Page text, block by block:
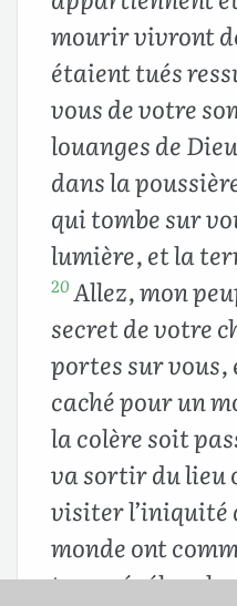
mourir vivront
étaient tués
vous de votre
louanges de
dans la
qui tombe sur
lumière, et la
20Allez, mon
secret de votre
portes sur vous,
caché pour un
la colère soit
va sortir du lieu
visiter l’iniquité
monde ont
terre révélera le